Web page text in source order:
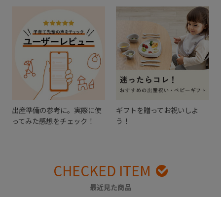
出産準備の参考に。実際に使
ってみた感想をチェック！
ギフトを贈ってお祝いしよ
う！
CHECKED ITEM
最近見た商品